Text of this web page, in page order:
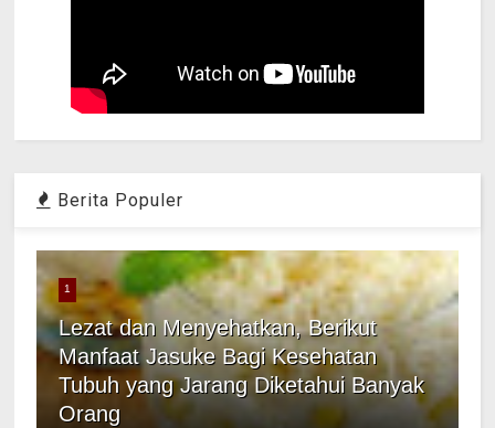
Berita Populer
1
Lezat dan Menyehatkan, Berikut
Manfaat Jasuke Bagi Kesehatan
Tubuh yang Jarang Diketahui Banyak
Orang